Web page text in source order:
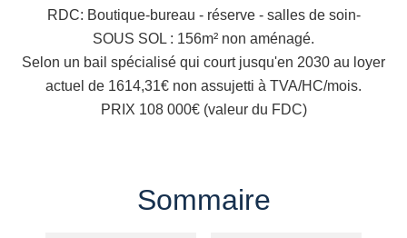
RDC: Boutique-bureau - réserve - salles de soin-
SOUS SOL : 156m² non aménagé.
Selon un bail spécialisé qui court jusqu'en 2030 au loyer
actuel de 1614,31€ non assujetti à TVA/HC/mois.
PRIX 108 000€ (valeur du FDC)
Sommaire